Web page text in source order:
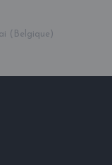
(Belgique)